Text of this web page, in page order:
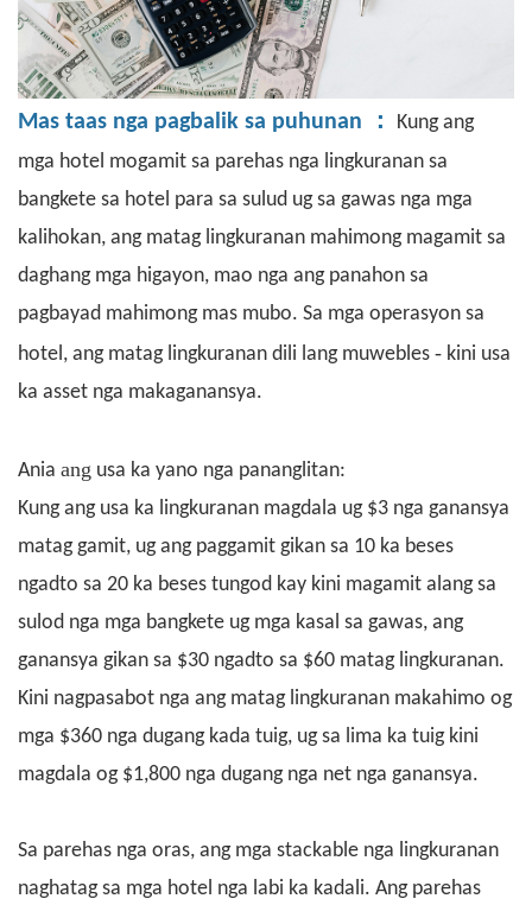
Mas taas nga pagbalik sa puhunan ：
Kung ang
mga hotel mogamit sa parehas nga lingkuranan sa
bangkete sa hotel para sa sulud ug sa gawas nga mga
kalihokan, ang matag lingkuranan mahimong magamit sa
daghang mga higayon, mao nga ang panahon sa
pagbayad mahimong mas mubo. Sa mga operasyon sa
hotel, ang matag lingkuranan dili lang muwebles - kini usa
ka asset nga makaganansya.
Ania ang usa ka yano nga pananglitan:
Kung ang usa ka lingkuranan magdala ug $3 nga ganansya
matag gamit, ug ang paggamit gikan sa 10 ka beses
ngadto sa 20 ka beses tungod kay kini magamit alang sa
sulod nga mga bangkete ug mga kasal sa gawas, ang
ganansya gikan sa $30 ngadto sa $60 matag lingkuranan.
Kini nagpasabot nga ang matag lingkuranan makahimo og
mga $360 nga dugang kada tuig, ug sa lima ka tuig kini
magdala og $1,800 nga dugang nga net nga ganansya.
Sa parehas nga oras, ang mga stackable nga lingkuranan
naghatag sa mga hotel nga labi ka kadali. Ang parehas